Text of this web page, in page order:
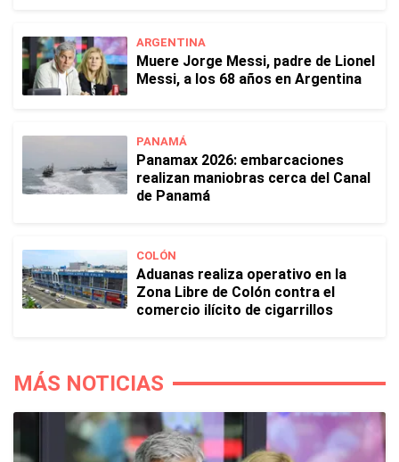
ARGENTINA
Muere Jorge Messi, padre de Lionel
Messi, a los 68 años en Argentina
PANAMÁ
Panamax 2026: embarcaciones
realizan maniobras cerca del Canal
de Panamá
COLÓN
Aduanas realiza operativo en la
Zona Libre de Colón contra el
comercio ilícito de cigarrillos
MÁS NOTICIAS